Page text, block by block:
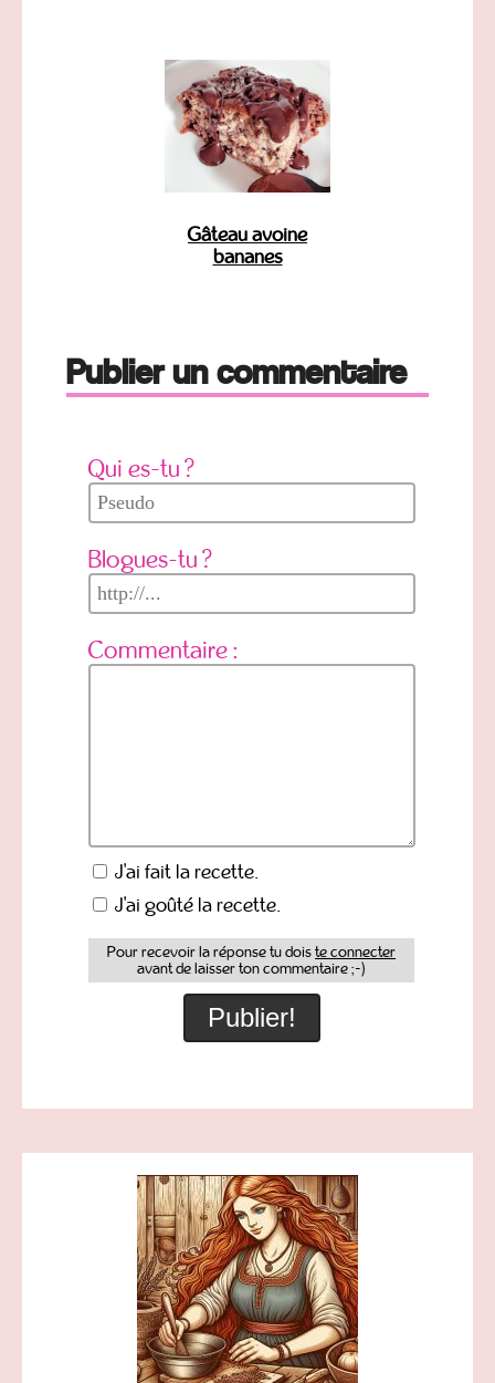
Gâteau avoine
bananes
Publier un commentaire
Qui es-tu ?
Blogues-tu ?
Commentaire :
J'ai fait la recette.
J'ai goûté la recette.
Pour recevoir la réponse tu doiste connecter
avant de laisser ton commentaire ;-)